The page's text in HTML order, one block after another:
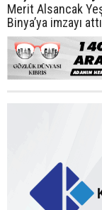
Merit Alsancak
Binya’ya imzayı